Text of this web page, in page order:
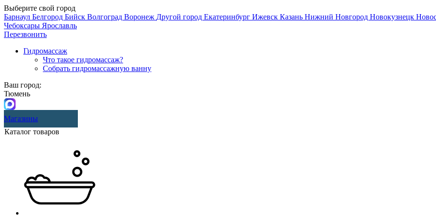
Выберите свой город
Барнаул Белгород Бийск Волгоград Воронеж Другой город Екатеринбург Ижевск Казань Нижний Новгород Новокузнецк
Чебоксары Ярославль
Перезвонить
Гидромассаж
Что такое гидромассаж?
Собрать гидромассажную ванну
Ваш город:
Тюмень
Магазины
Каталог товаров